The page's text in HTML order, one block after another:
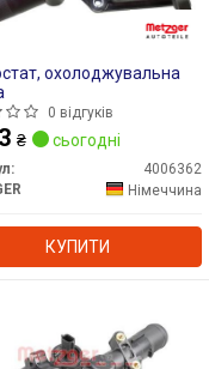
охолоджувальна
0 відгуків
₴ сьогодні
4006362
Німеччина
КУПИТИ